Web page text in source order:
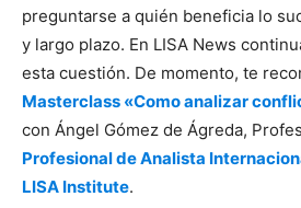
preguntarse a quién beneficia lo
y largo plazo. En LISA News
esta cuestión. De momento, te
Masterclass «Como analizar
con Ángel Gómez de Ágreda,
Profesional de Analista
LISA Institute.